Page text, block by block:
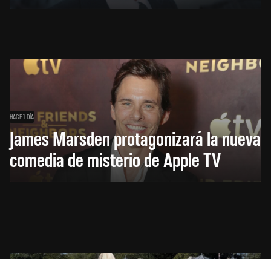
HACE 1 DÍA
James Marsden protagonizará la nueva
comedia de misterio de Apple TV